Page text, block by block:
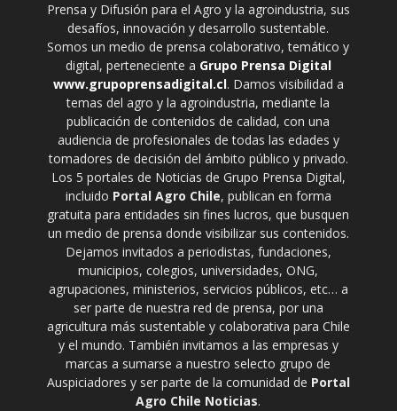
Prensa y Difusión para el Agro y la agroindustria, sus
desafíos, innovación y desarrollo sustentable.
Somos un medio de prensa colaborativo, temático y
digital, perteneciente a Grupo Prensa Digital
www.grupoprensadigital.cl. Damos visibilidad a
temas del agro y la agroindustria, mediante la
publicación de contenidos de calidad, con una
audiencia de profesionales de todas las edades y
tomadores de decisión del ámbito público y privado.
Los 5 portales de Noticias de Grupo Prensa Digital,
incluido Portal Agro Chile, publican en forma
gratuita para entidades sin fines lucros, que busquen
un medio de prensa donde visibilizar sus contenidos.
Dejamos invitados a periodistas, fundaciones,
municipios, colegios, universidades, ONG,
agrupaciones, ministerios, servicios públicos, etc… a
ser parte de nuestra red de prensa, por una
agricultura más sustentable y colaborativa para Chile
y el mundo. También invitamos a las empresas y
marcas a sumarse a nuestro selecto grupo de
Auspiciadores y ser parte de la comunidad de Portal
Agro Chile Noticias.